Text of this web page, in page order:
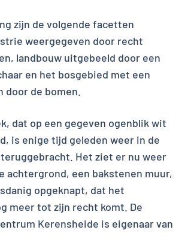
zijn de volgende facetten
weergegeven door recht
landbouw uitgebeeld door een
en het bosgebied met een
door de bomen.
dat op een gegeven ogenblik wit
is enige tijd geleden weer in de
Het ziet er nu weer
achtergrond, een bakstenen muur,
opgeknapt, dat het
meer tot zijn recht komt. De
Kerensheide is eigenaar van